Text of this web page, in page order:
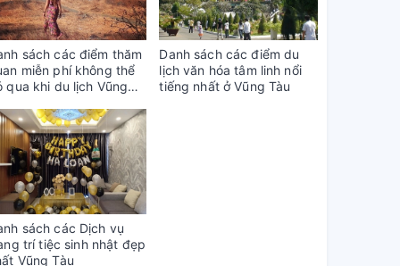
sách các điểm thăm
miễn phí không thể
qua khi du lịch Vũng
Danh sách các điểm du
lịch văn hóa tâm linh nổi
tiếng nhất ở Vũng Tàu
sách các Dịch vụ
trí tiệc sinh nhật đẹp
Vũng Tàu